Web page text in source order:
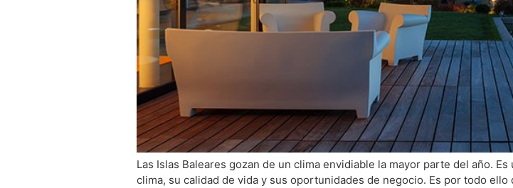
Las Islas Baleares gozan de un clima envidiable la mayor parte del año.
clima, su calidad de vida y sus oportunidades de negocio. Es por todo